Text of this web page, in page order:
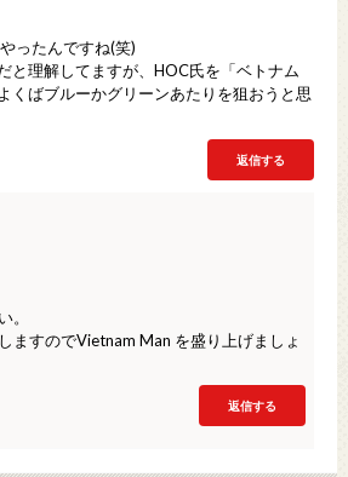
ったんですね(笑)
と理解してますが、HOC氏を「ベトナム
くばブルーかグリーンあたりを狙おうと思
返信する
。
ますのでVietnam Man を盛り上げましょ
返信する